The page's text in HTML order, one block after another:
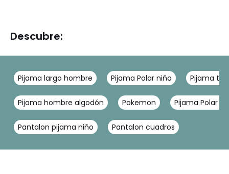
Descubre:
Pijama largo hombre Pijama Polar niña Pijama
Pijama hombre algodón Pokemon Pijama Polar
Pantalon pijama niño Pantalon cuadros